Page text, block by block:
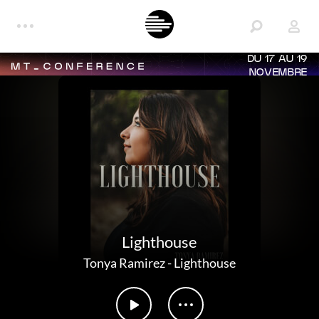
DU 17 AU 19
NOVEMBRE
Lighthouse
Tonya Ramirez-Lighthouse